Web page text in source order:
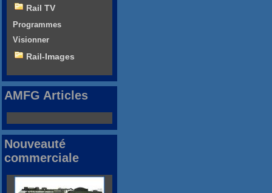
Rail TV
Programmes
Visionner
Rail-Images
AMFG Articles
Nouveauté
commerciale